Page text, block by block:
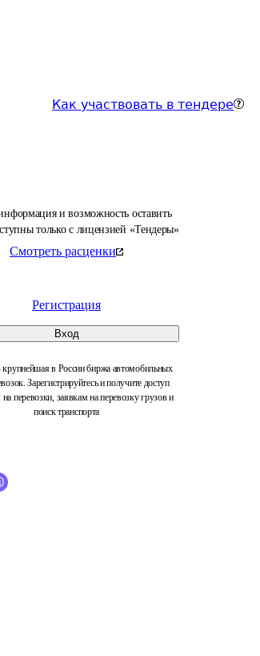
Как участвовать в тендере
и возможность оставить
только с лицензией «Тендеры»
Смотреть расценки
Регистрация
Вход
в России биржа автомобильных
Зарегистрируйтесь и получите доступ
на перевозки, заявкам на перевозку грузов и
поиск транспорта